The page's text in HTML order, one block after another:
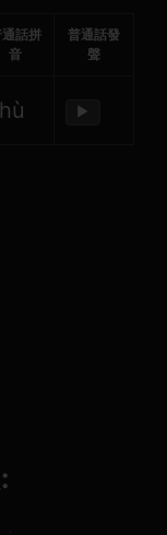
話拼
音
普通話發
聲
▶